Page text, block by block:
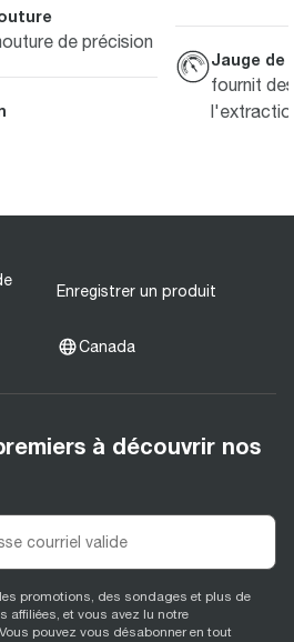
de précision
Jauge de
fournit
Enregistrer un produit
Canada
à découvrir nos
promotions, des sondages et plus de
affiliées, et vous avez lu notre
pouvez vous désabonner en tout